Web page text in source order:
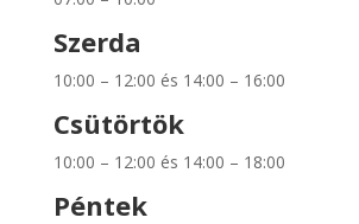
Szerda
10:00 – 12:00 és 14:00 – 16:00
Csütörtök
10:00 – 12:00 és 14:00 – 18:00
Péntek